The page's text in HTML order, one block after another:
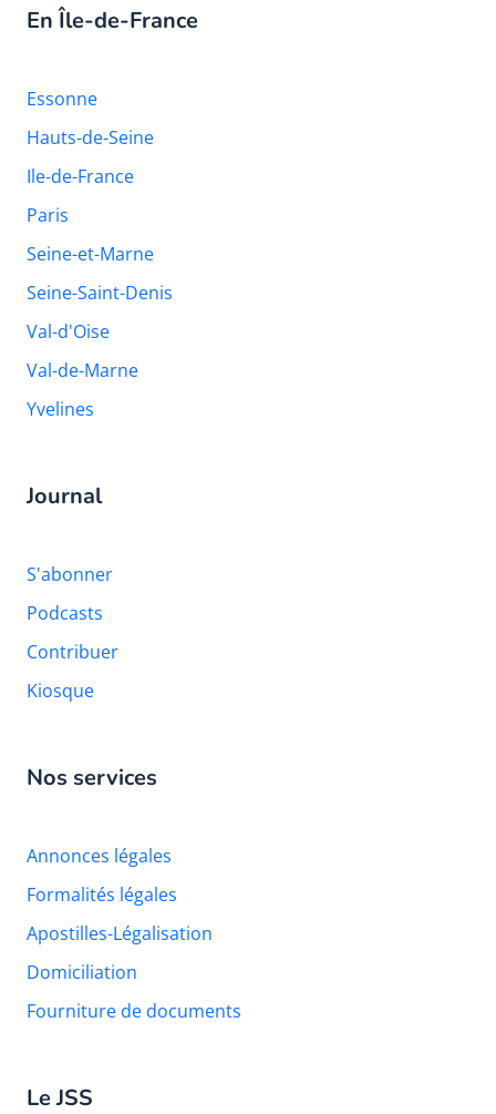
En Île-de-France
Essonne
Hauts-de-Seine
Ile-de-France
Paris
Seine-et-Marne
Seine-Saint-Denis
Val-d'Oise
Val-de-Marne
Yvelines
Journal
S'abonner
Podcasts
Contribuer
Kiosque
Nos services
Annonces légales
Formalités légales
Apostilles-Légalisation
Domiciliation
Fourniture de documents
Le JSS